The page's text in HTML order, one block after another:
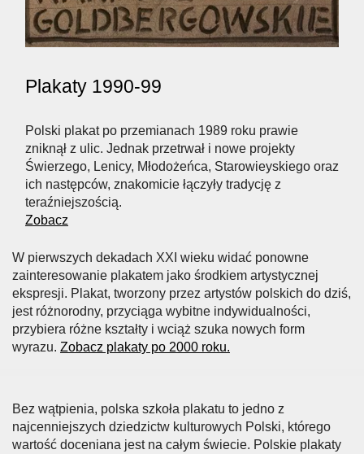
Plakaty 1990-99
Polski plakat po przemianach 1989 roku prawie
zniknął z ulic. Jednak przetrwał i nowe projekty
Świerzego, Lenicy, Młodożeńca, Starowieyskiego oraz
ich następców, znakomicie łączyły tradycję z
teraźniejszością.
Zobacz
W pierwszych dekadach XXI wieku widać ponowne
zainteresowanie plakatem jako środkiem artystycznej
ekspresji. Plakat, tworzony przez artystów polskich do dziś,
jest różnorodny, przyciąga wybitne indywidualności,
przybiera różne kształty i wciąż szuka nowych form
wyrazu. Zobacz plakaty po 2000 roku.
Bez wątpienia, polska szkoła plakatu to jedno z
najcenniejszych dziedzictw kulturowych Polski, którego
wartość doceniana jest na całym świecie. Polskie plakaty